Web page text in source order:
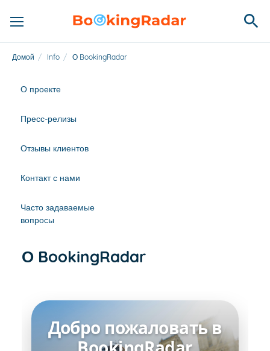
Домой / Info / О BookingRadar
О проекте
Пресс-релизы
Отзывы клиентов
Контакт с нами
Часто задаваемые
вопросы
О BookingRadar
Добро пожаловать в